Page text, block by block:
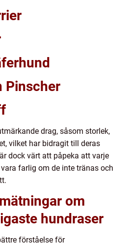
Pinscher
drag, såsom storlek,
vilket har bidragit till deras
dock värt att påpeka att varje
farlig om de inte tränas och
om
hundraser
förståelse för